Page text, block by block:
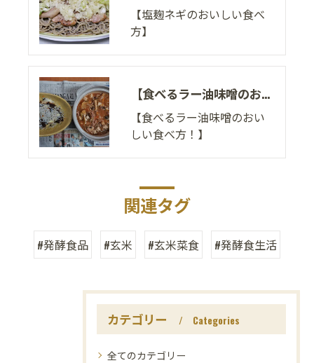
【塩麹ネギのおいしい食べ
方】
【食べるラー油味噌のおいしい食べ方！】
【食べるラー油味噌のおい
しい食べ方！】
関連タグ
#発酵食品 #玄米 #玄米菜食 #発酵食生活
カテゴリー Categories
全てのカテゴリー